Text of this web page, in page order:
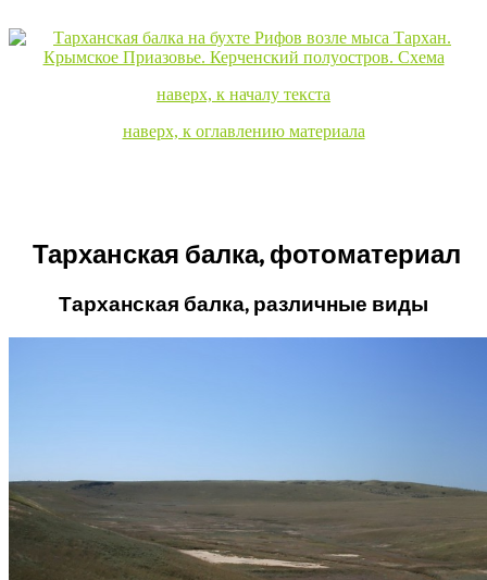
наверх, к началу текста
наверх, к оглавлению материала
Тарханская балка, фотоматериал
Тарханская балка, различные виды